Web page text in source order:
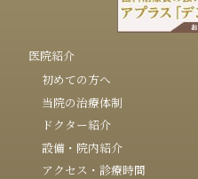
医院紹介
初めての方へ
当院の治療体制
ドクター紹介
設備・院内紹介
アクセス・診療時間